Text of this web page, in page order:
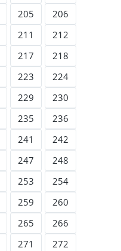
205
206
211
212
217
218
223
224
229
230
235
236
241
242
247
248
253
254
259
260
265
266
271
272